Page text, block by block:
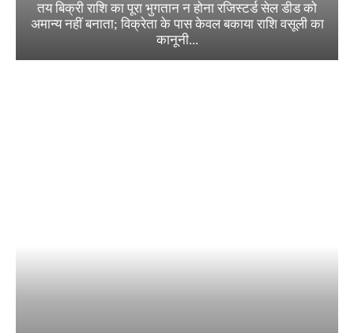
तय बिक्री राशि का पूरा भुगतान न होना रजिस्टर्ड सेल डीड को
अमान्य नहीं बनाता; विक्रेता के पास केवल बकाया राशि वसूली का
कानूनी...